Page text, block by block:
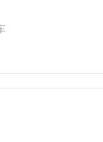
自适应AHS远光灯系
，带记忆功能，加热